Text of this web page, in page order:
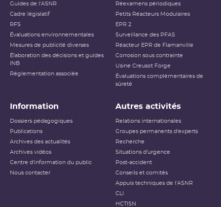
Guides de l'ASNR
Cadre législatif
RFS
Évaluations environnementales
Mesures de publicité diverses
Élaboration des décisions et guides
INB
Réglementation associée
Réexamens périodiques
Petits Réacteurs Modulaires
EPR 2
Surveillance des PFAS
Réacteur EPR de Flamanville
Corrosion sous contrainte
Usine Creusot Forge
Évaluations complémentaires de
sûreté
Information
Dossiers pédagogiques
Publications
Archives des actualités
Archives vidéos
Centre d'information du public
Nous contacter
Autres activités
Relations internationales
Groupes permanents d'experts
Recherche
Situations d'urgence
Post-accident
Conseils et comités
Appuis techniques de l'ASNR
CLI
HCTISN